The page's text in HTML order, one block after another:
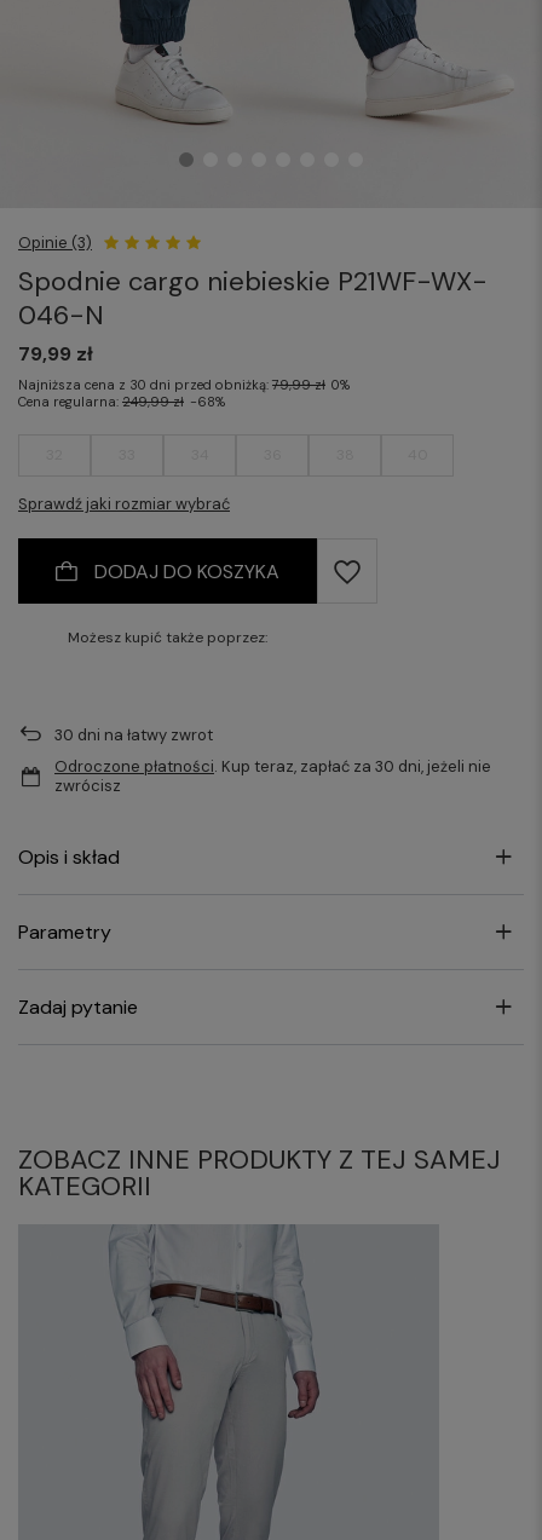
Opinie (3)
Spodnie cargo niebieskie P21WF-WX-
046-N
Sprawdź jaki rozmiar wybrać
79,99 zł
Najniższa cena z 30 dni przed obniżką: 79,99 zł 0%
Cena regularna: 249,99 zł -68%
DODAJ DO KOSZYKA
Możesz kupić także poprzez:
30 dni na łatwy zwrot
Odroczone płatności. Kup teraz, zapłać za 30 dni, jeżeli nie
zwrócisz
Opis i skład
Parametry
Zadaj pytanie
ZOBACZ INNE PRODUKTY Z TEJ SAMEJ
KATEGORII